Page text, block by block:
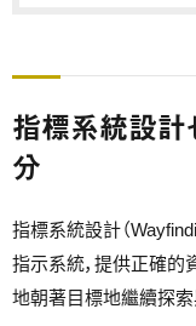
指標系統設
分
指標系統設計（
指示系統，提供正確的
地朝著目標地繼續探索